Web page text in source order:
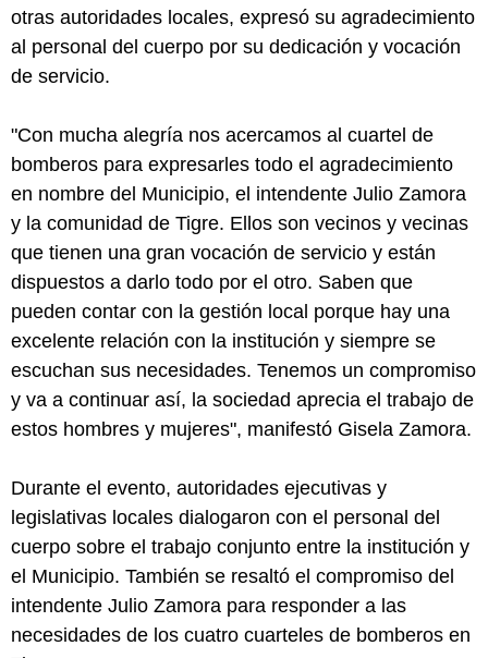
otras autoridades locales, expresó su agradecimiento
al personal del cuerpo por su dedicación y vocación
de servicio.
"Con mucha alegría nos acercamos al cuartel de
bomberos para expresarles todo el agradecimiento
en nombre del Municipio, el intendente Julio Zamora
y la comunidad de Tigre. Ellos son vecinos y vecinas
que tienen una gran vocación de servicio y están
dispuestos a darlo todo por el otro. Saben que
pueden contar con la gestión local porque hay una
excelente relación con la institución y siempre se
escuchan sus necesidades. Tenemos un compromiso
y va a continuar así, la sociedad aprecia el trabajo de
estos hombres y mujeres", manifestó Gisela Zamora.
Durante el evento, autoridades ejecutivas y
legislativas locales dialogaron con el personal del
cuerpo sobre el trabajo conjunto entre la institución y
el Municipio. También se resaltó el compromiso del
intendente Julio Zamora para responder a las
necesidades de los cuatro cuarteles de bomberos en